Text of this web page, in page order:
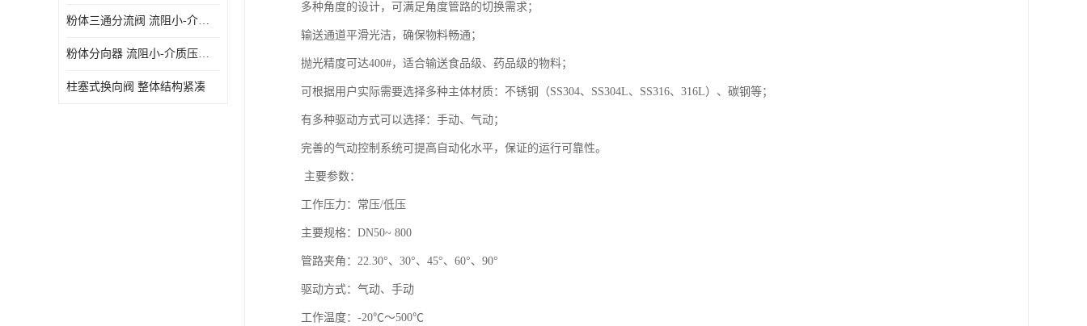
粉体三通分流阀 流阻小-介质压力损失少
粉体分向器 流阻小-介质压力损失少
柱塞式换向阀 整体结构紧凑
多种角度的设计，可满足角度管路的切换需求；
输送通道平滑光洁，确保物料畅通；
抛光精度可达400#，适合输送食品级、药品级的物料；
可根据用户实际需要选择多种主体材质：不锈钢（SS304、SS304L、SS316、316L）、碳钢等；
有多种驱动方式可以选择：手动、气动；
完善的气动控制系统可提高自动化水平，保证的运行可靠性。
主要参数：
工作压力：常压/低压
主要规格：DN50~ 800
管路夹角：22.30°、30°、45°、60°、90°
驱动方式：气动、手动
工作温度：-20℃～500℃